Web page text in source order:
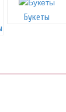
Букеты